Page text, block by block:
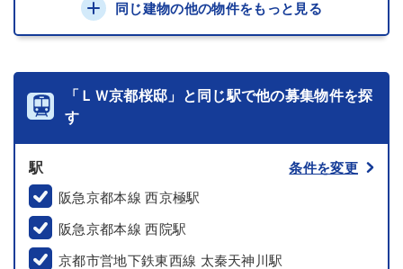
同じ建物の他の物件をもっと見る
「ＬＷ京都桜邸」と同じ駅で他の募集物件を探
す
駅
条件を変更
阪急京都本線 西京極駅
阪急京都本線 西院駅
京都市営地下鉄東西線 太秦天神川駅